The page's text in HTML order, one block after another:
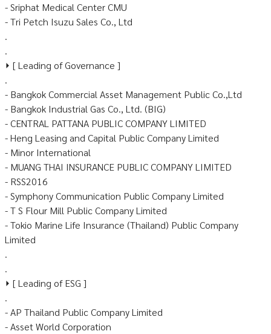
- Sriphat Medical Center CMU
- Tri Petch Isuzu Sales Co., Ltd
.
.
⏵ [ Leading of Governance ]
.
- Bangkok Commercial Asset Management Public Co.,Ltd
- Bangkok Industrial Gas Co., Ltd. (BIG)
- CENTRAL PATTANA PUBLIC COMPANY LIMITED
- Heng Leasing and Capital Public Company Limited
- Minor International
- MUANG THAI INSURANCE PUBLIC COMPANY LIMITED
- RSS2016
- Symphony Communication Public Company Limited
- T S Flour Mill Public Company Limited
- Tokio Marine Life Insurance (Thailand) Public Company
Limited
.
.
⏵ [ Leading of ESG ]
.
- AP Thailand Public Company Limited
- Asset World Corporation